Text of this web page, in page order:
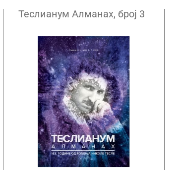
Теслианум Алманах, број 3